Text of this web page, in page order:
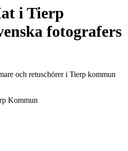
iTierp
fotografers
och retuschörer i Tierp kommun
Kommun